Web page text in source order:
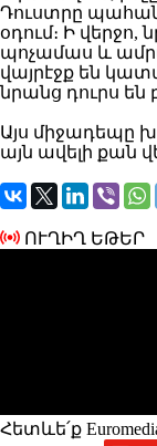
Դուստրը
օդում։ Ի
պոչամաս և
վայրէջք են
նրանց դուրս են
Այս միջադեպը
այն ավելի քան
ՈՒՂԻՂ ԵԹԵՐ
Հետևե՛ք